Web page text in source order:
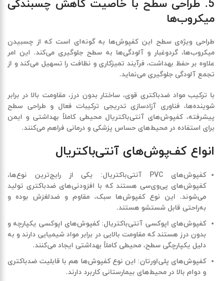
5. طراحی سطح با خاصیت کاهش چسبندگی
میکروب‌ها
طراحی ویژه‌ی سطح این کفپوش‌ها به گونه‌ای است که از چسبیدن
میکروب‌ها، گردوغبار و آلودگی‌ها به سطح جلوگیری می‌کند. این امر
علاوه بر حفظ بهداشت، فرآیند تمیزکاری و نظافت را تسهیل می‌کند و از
تجمع آلودگی جلوگیری می‌نماید.
با ترکیب مواد ضدباکتری قوی، ساختار بدون درز، مقاومت بالا در برابر
شوینده‌ها، فناوری آزادسازی تدریجی ترکیبات فعال و طراحی سطح
پیشرفته، کفپوش‌های آنتی‌باکتریال محیطی کاملاً بهداشتی و ایمن
برای استفاده در محیط‌های حساس پزشکی و درمانی فراهم می‌کنند.
انواع کف‌پوش‌های آنتی‌باکتریال
کفپوش‌های آنتی‌باکتریال: یکی از رایج‌ترین نوع‌ها،
کفپوش‌های پی‌وی‌سی هستند که با افزودنی‌های ضدباکتری تولید
می‌شوند. این نوع کفپوش‌ها سبک، مقاوم و ضدلغزش بوده و
به‌راحتی قابل شستشو هستند.
کفپوش‌های اپوکسی آنتی‌باکتریال: کفپوش‌های اپوکسی یکپارچه و
بدون درز هستند که مقاومت بالایی در برابر مواد شیمیایی دارند و به
دلیل یکپارچگی سطح، محیطی کاملاً بهداشتی ایجاد می‌کنند.
کفپوش‌های پلی‌اورتان: این نوع کفپوش‌ها هم با قابلیت ضدباکتری
و دوام بالا در محیط‌های بیمارستانی کاربرد دارند.